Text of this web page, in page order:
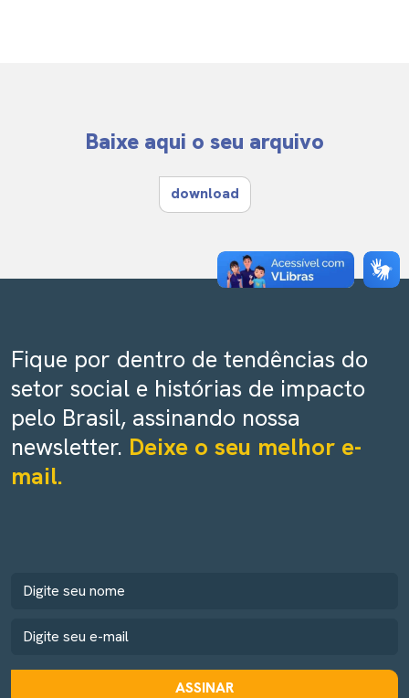
Baixe aqui o seu arquivo
download
Fique por dentro de tendências do
setor social e histórias de impacto
pelo Brasil, assinando nossa
newsletter. Deixe o seu melhor e-
mail.
ASSINAR